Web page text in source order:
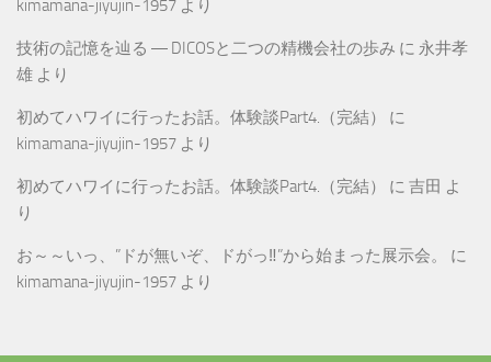
kimamana-jiyujin-1957 より
技術の記憶を辿る ― DICOSと二つの精機会社の歩み に 永井孝
雄 より
初めてハワイに行ったお話。体験談Part4.（完結）
に
kimamana-jiyujin-1957 より
初めてハワイに行ったお話。体験談Part4.（完結） に 吉田 よ
り
お～～いっ、”ドが無いぞ、ドがっ‼”から始まった展示会。
に
kimamana-jiyujin-1957 より